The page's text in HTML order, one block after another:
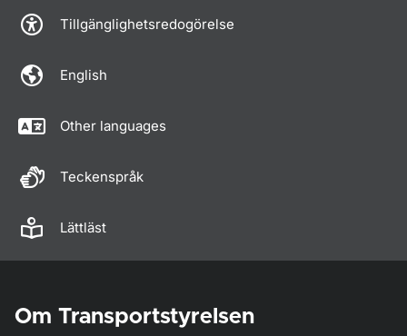
Tillgänglighetsredogörelse
English
Other languages
Teckenspråk
Lättläst
Om Transportstyrelsen